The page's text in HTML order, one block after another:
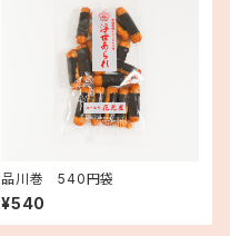
品川巻 540円袋
¥540